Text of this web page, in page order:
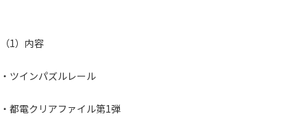
（1）内容
・ツインパズルレール
・都電クリアファイル第1弾